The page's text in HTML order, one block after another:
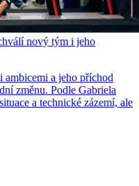
nový tým i jeho
a jeho příchod
změnu. Podle Gabriela
a technické zázemí, ale